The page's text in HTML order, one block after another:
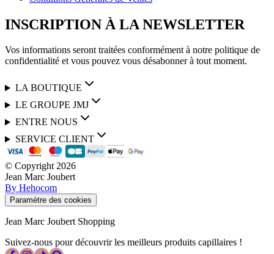
INSCRIPTION À LA NEWSLETTER
Vos informations seront traitées conformément à notre politique de
confidentialité et vous pouvez vous désabonner à tout moment.
LA BOUTIQUE
LE GROUPE JMJ
ENTRE NOUS
SERVICE CLIENT
© Copyright2026
Jean Marc Joubert
By Hehocom
Paramètre des cookies
Jean Marc Joubert Shopping
Suivez-nous pour découvrir les meilleurs produits capillaires !